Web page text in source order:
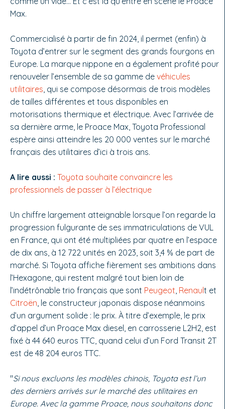
Max.
Commercialisé à partir de fin 2024, il permet (enfin) à
Toyota d’entrer sur le segment des grands fourgons en
Europe. La marque nippone en a également profité pour
renouveler l’ensemble de sa gamme de véhicules
utilitaires , qui se compose désormais de trois modèles
de tailles différentes et tous disponibles en
motorisations thermique et électrique. Avec l’arrivée de
sa dernière arme, le Proace Max, Toyota Professional
espère ainsi atteindre les 20 000 ventes sur le marché
français des utilitaires d’ici à trois ans.
A lire aussi : Toyota souhaite convaincre les
professionnels de passer à l’électrique
Un chiffre largement atteignable lorsque l’on regarde la
progression fulgurante de ses immatriculations de VUL
en France, qui ont été multipliées par quatre en l’espace
de dix ans, à 12 722 unités en 2023, soit 3,4 % de part de
marché. Si Toyota affiche fièrement ses ambitions dans
l’Hexagone, qui restent malgré tout bien loin de
l’indétrônable trio français que sont Peugeot Renault et
Citroën , le constructeur japonais dispose néanmoins
d’un argument solide : le prix. À titre d’exemple, le prix
d’appel d’un Proace Max diesel, en carrosserie L2H2, est
fixé à 44 640 euros TTC, quand celui d’un Ford Transit 2T
est de 48 204 euros TTC.
"Si nous excluons les modèles chinois, Toyota est l’un
des derniers arrivés sur le marché des utilitaires en
Europe. Avec la gamme Proace, nous souhaitons donc